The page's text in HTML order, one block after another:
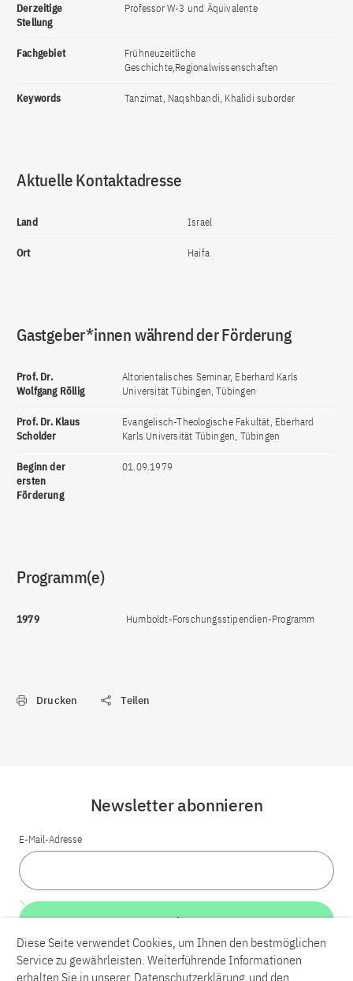
Derzeitige
Stellung
Professor W-3 und Äquivalente
Fachgebiet
Frühneuzeitliche
Geschichte,Regionalwissenschaften
Keywords Tanzimat, Naqshbandi, Khalidi suborder
Aktuelle Kontaktadresse
Land Israel
Ort Haifa
Gastgeber*innen während der Förderung
Prof. Dr.
Wolfgang Röllig
Altorientalisches Seminar, Eberhard Karls
Universität Tübingen, Tübingen
Prof. Dr. Klaus
Scholder
Evangelisch-Theologische Fakultät, Eberhard
Karls Universität Tübingen, Tübingen
Beginn der
ersten
Förderung
01.09.1979
Programm(e)
1979 Humboldt-Forschungsstipendien-Programm
Drucken Teilen
Newsletter abonnieren
E-Mail-Adresse
Weiter
Diese Seite verwendet Cookies, um Ihnen den bestmöglichen
Service zu gewährleisten. Weiterführende Informationen
erhalten Sie in unserer Datenschutzerklärung und den